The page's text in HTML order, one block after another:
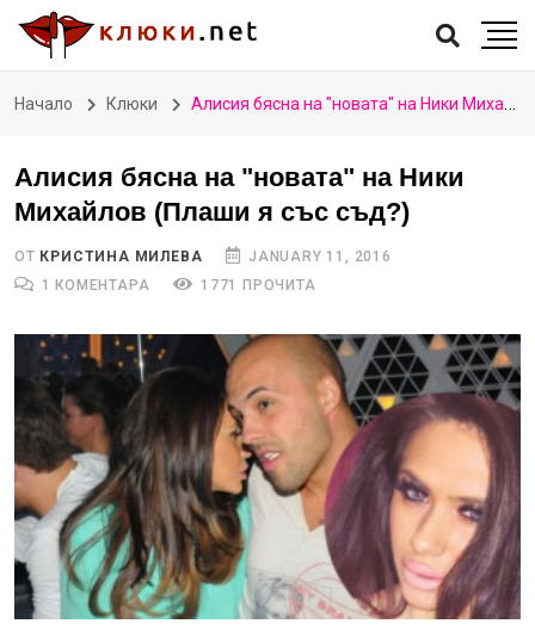
Начало Клюки Алисия бясна на "новата" на Ники Михайлов (Плаши я със съд?)
Алисия бясна на "новата" на Ники
Михайлов (Плаши я със съд?)
ОТ КРИСТИНА МИЛЕВА
JANUARY 11, 2016
1 КОМЕНТАРА
1771 ПРОЧИТА